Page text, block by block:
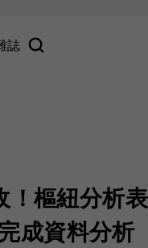
誌
！樞紐分析
成資料分析